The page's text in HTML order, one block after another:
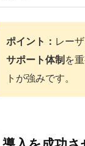
ポイント： レー
サポート体制を
トが強みです。